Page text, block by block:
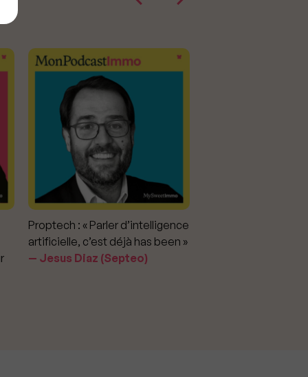
Proptech : « Parler d’intelligence
artificielle, c’est déjà has been »
Jesus Diaz (Septeo)